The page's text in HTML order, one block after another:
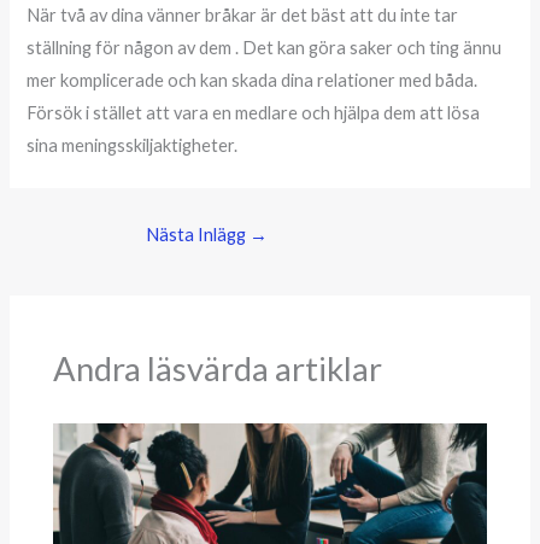
När två av dina vänner bråkar är det bäst att du inte tar
ställning för någon av dem . Det kan göra saker och ting ännu
mer komplicerade och kan skada dina relationer med båda.
Försök i stället att vara en medlare och hjälpa dem att lösa
sina meningsskiljaktigheter.
Nästa Inlägg →
Andra läsvärda artiklar